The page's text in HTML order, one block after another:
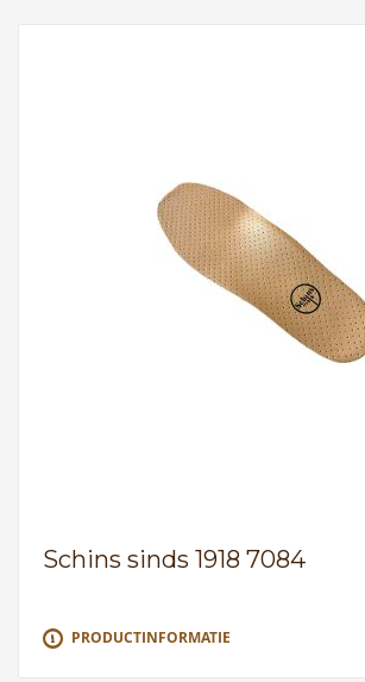
Schins sinds 1918 7084
PRODUCTINFORMATIE